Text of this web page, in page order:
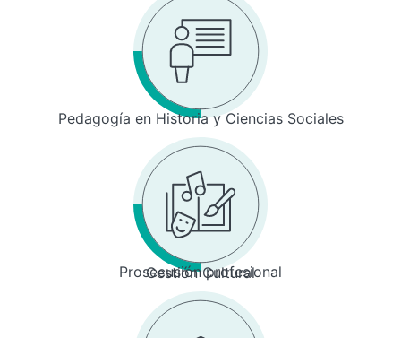
Pedagogía en Historia y Ciencias Sociales
Prosecusión profesional
Gestión Cultural